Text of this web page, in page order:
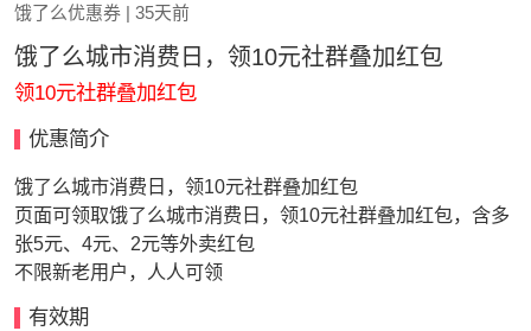
饿了么优惠券 | 35天前
饿了么城市消费日，领10元社群叠加红包
领10元社群叠加红包
优惠简介
饿了么城市消费日，领10元社群叠加红包
页面可领取饿了么城市消费日，领10元社群叠加红包，含多
张5元、4元、2元等外卖红包
不限新老用户，人人可领
有效期